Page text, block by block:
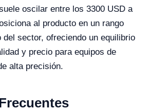
oscilar entre los 3300 USD a
al producto en un rango
del sector, ofreciendo un equilibrio
y precio para equipos de
alta precisión.